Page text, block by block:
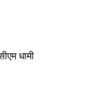
धामी